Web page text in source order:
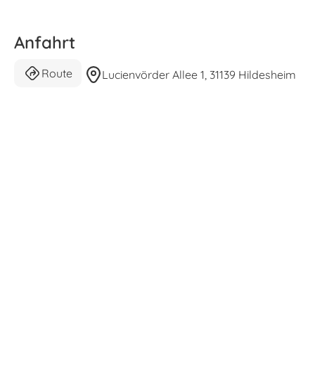
Anfahrt
Route Lucienvörder Allee 1, 31139 Hildesheim